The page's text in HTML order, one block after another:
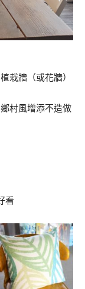
栽牆（或花牆）
村風增添不造做
看